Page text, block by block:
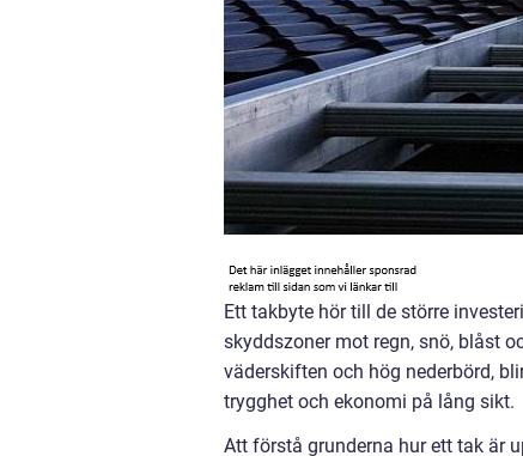
Ett takbyte hör till de större
skyddszoner mot regn, snö, blåst
väderskiften och hög nederbörd,
trygghet och ekonomi på lång sikt.
Att förstå grunderna hur ett tak är